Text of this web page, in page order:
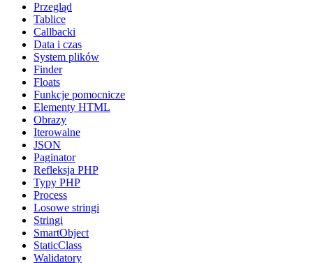
Przegląd
Tablice
Callbacki
Data i czas
System plików
Finder
Floats
Funkcje pomocnicze
Elementy HTML
Obrazy
Iterowalne
JSON
Paginator
Refleksja PHP
Typy PHP
Process
Losowe stringi
Stringi
SmartObject
StaticClass
Walidatory